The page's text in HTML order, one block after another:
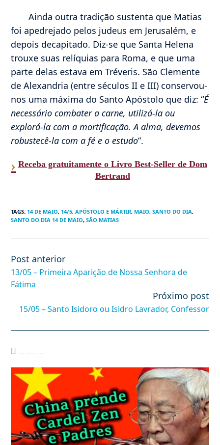
Ainda outra tradição sustenta que Matias
foi apedrejado pelos judeus em Jerusalém, e
depois decapitado. Diz-se que Santa Helena
trouxe suas relíquias para Roma, e que uma
parte delas estava em Tréveris. São Clemente
de Alexandria (entre séculos II e III) conservou-
nos uma máxima do Santo Apóstolo que diz: “É
necessário combater a carne, utilizá-la ou
explorá-la com a mortificação. A alma, devemos
robustecê-la com a fé e o estudo”.
› Receba gratuitamente o Livro Best-Seller de Dom
Bertrand
TAGS:14 DE MAIO, 14/5, APÓSTOLO E MÁRTIR, MAIO, SANTO DO DIA,
SANTO DO DIA 14 DE MAIO, SÃO MATIAS
Leia
artigos
Post anterior
13/05 – Primeira Aparição de Nossa Senhora de
Fátima
Próximo post
15/05 – Santo Isidoro ou Isidro Lavrador, Confessor